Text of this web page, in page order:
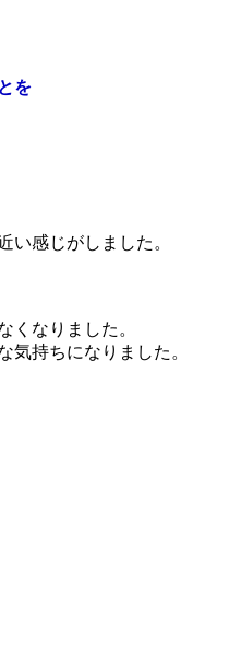
を
い感じがしました。
くなりました。
気持ちになりました。